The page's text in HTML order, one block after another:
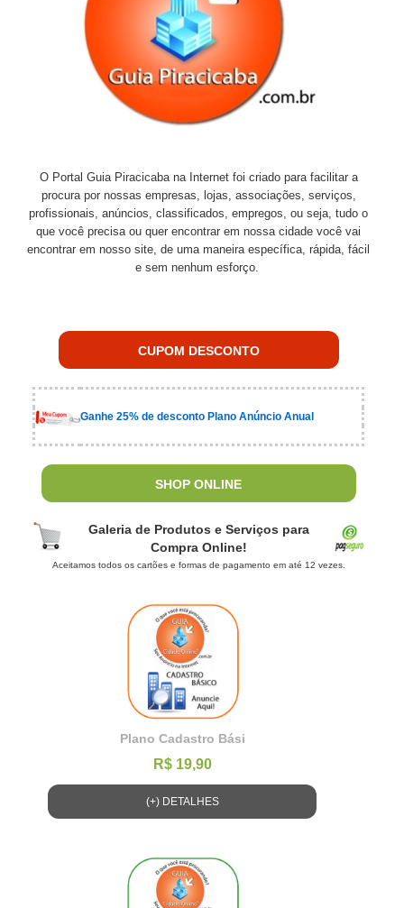
O Portal Guia Piracicaba na Internet foi criado para facilitar a
procura por nossas empresas, lojas, associações, serviços,
profissionais, anúncios, classificados, empregos, ou seja, tudo o
que você precisa ou quer encontrar em nossa cidade você vai
encontrar em nosso site, de uma maneira específica, rápida, fácil
e sem nenhum esforço.
CUPOM DESCONTO
Ganhe 25% de desconto Plano Anúncio Anual
SHOP ONLINE
Galeria de Produtos e Serviços para
Compra Online!
Aceitamos todos os cartões e formas de pagamento em até 12 vezes.
Plano Cadastro Bási
R$ 19,90
(+) DETALHES